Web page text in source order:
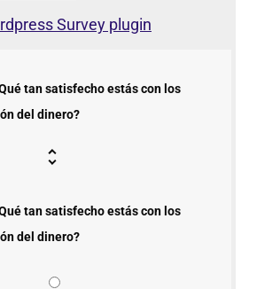
Survey plugin
tan satisfecho estás con los
del dinero?
tan satisfecho estás con los
del dinero?